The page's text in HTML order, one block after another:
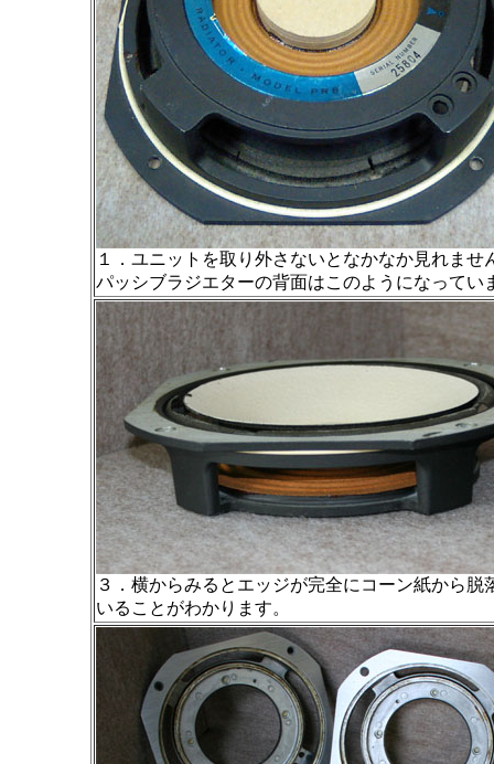
１．ユニットを取り外さないとなかなか見れませ
パッシブラジエターの背面はこのようになってい
３．横からみるとエッジが完全にコーン紙から脱
いることがわかります。